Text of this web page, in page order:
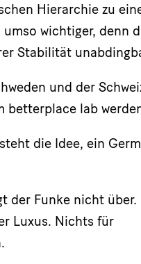
Hierarchie zu
wichtiger, denn
Stabilität
und der
betterplace lab
die Idee, ein
der Funke nicht über.
Luxus. Nichts für